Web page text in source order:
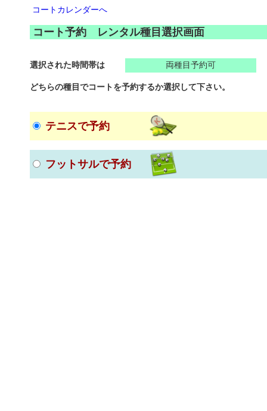
コートカレンダーへ
コート予約 レンタル種目選択画面
選択された時間帯は 両種目予約可
どちらの種目でコートを予約するか選択して下さい。
テニスで予約
フットサルで予約